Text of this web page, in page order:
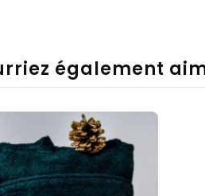
également